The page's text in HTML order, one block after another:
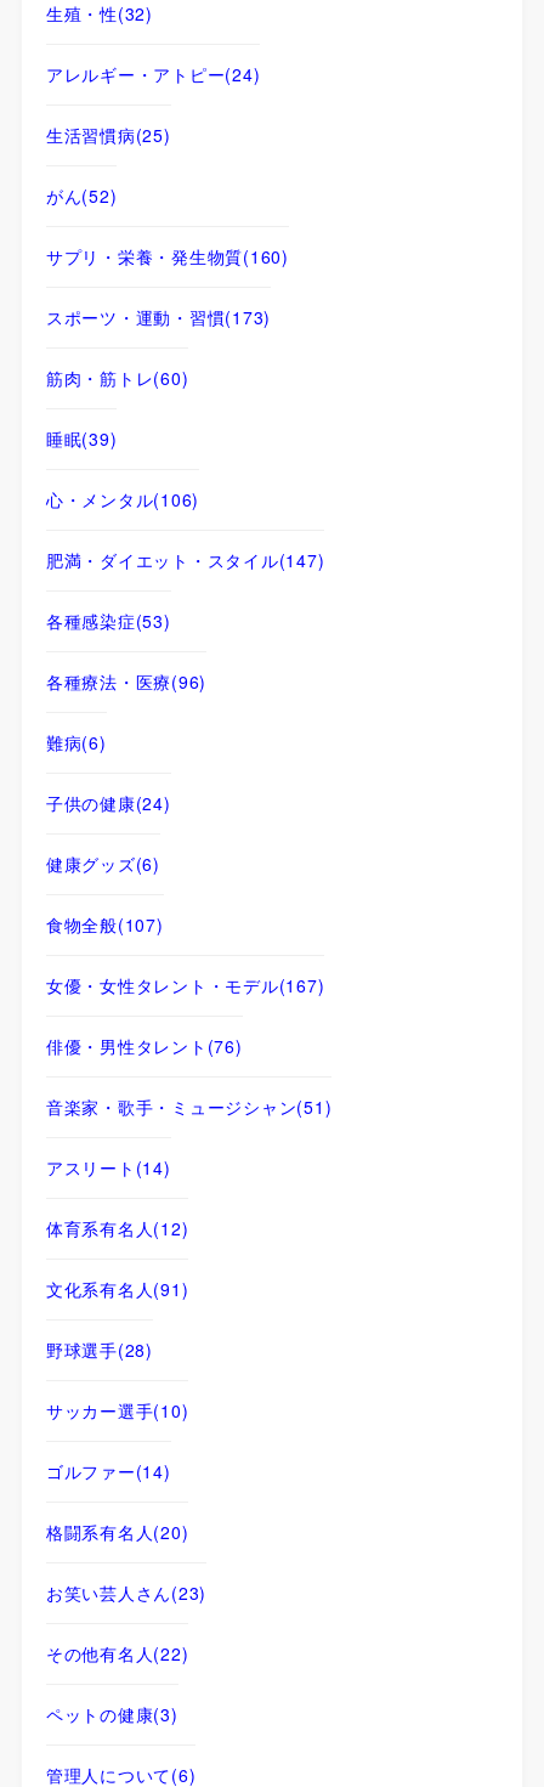
生殖・性(32)
アレルギー・アトピー(24)
生活習慣病(25)
がん(52)
サプリ・栄養・発生物質(160)
スポーツ・運動・習慣(173)
筋肉・筋トレ(60)
睡眠(39)
心・メンタル(106)
肥満・ダイエット・スタイル(147)
各種感染症(53)
各種療法・医療(96)
難病(6)
子供の健康(24)
健康グッズ(6)
食物全般(107)
女優・女性タレント・モデル(167)
俳優・男性タレント (76)
音楽家・歌手・ミュージシャン(51)
アスリート (14)
体育系有名人(12)
文化系有名人(91)
野球選手(28)
サッカー選手(10)
ゴルファー(14)
格闘系有名人(20)
お笑い芸人さん(23)
その他有名人(22)
ペットの健康(3)
管理人について(6)